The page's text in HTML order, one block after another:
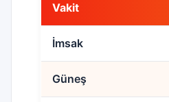
Vakit
İmsak
Güneş